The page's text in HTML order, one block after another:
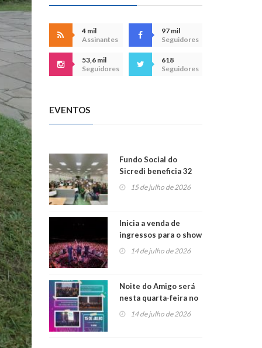
4 mil
Assinantes
97 mil
Seguidores
53,6 mil
Seguidores
618
Seguidores
EVENTOS
Fundo Social do
Sicredi beneficia 32
projetos em
15 de julho de 2026
Inicia a venda de
ingressos para o show
do Jota Quest nos 45
anos da Sicredi Ouro
14 de julho de 2026
Noite do Amigo será
nesta quarta-feira no
Centro de Cultura de
14 de julho de 2026